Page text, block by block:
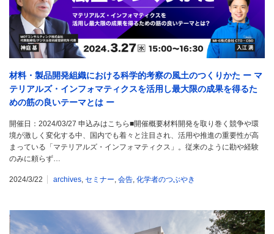
材料・製品開発組織における科学的考察の風土のつくりかた ー マ
テリアルズ・インフォマティクスを活用し最大限の成果を得るた
めの筋の良いテーマとは ー
開催日：2024/03/27 申込みはこちら■開催概要材料開発を取り巻く競争や環
境が激しく変化する中、国内でも着々と注目され、活用や推進の重要性が高
まっている「マテリアルズ・インフォマティクス」。従来のように勘や経験
のみに頼らず…
2024/3/22 archives セミナー 会告 化学者のつぶやき